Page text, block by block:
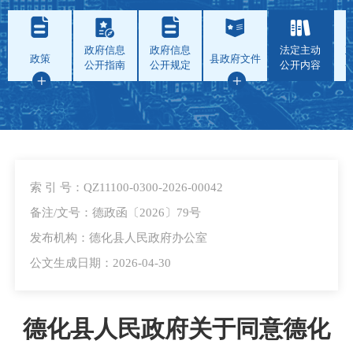
政策
政府信息
公开指南
政府信息
公开规定
县政府文件
法定主动
公开内容
索 引 号：QZ11100-0300-2026-00042
备注/文号：德政函〔2026〕79号
发布机构：德化县人民政府办公室
公文生成日期：2026-04-30
德化县人民政府关于同意德化